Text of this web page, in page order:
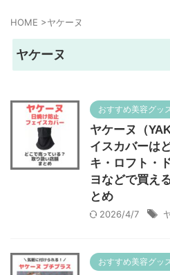
HOME >ヤケーヌ
ヤケーヌ
おすすめ美容グッ
ヤケーヌ（
イスカバーは
キ・ロフト・
ヨなどで買え
とめ
2026/4/7
おすすめ美容グッ